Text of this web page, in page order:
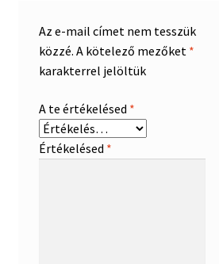
Az e-mail címet nem tesszük
közzé. A kötelező mezőket *
karakterrel jelöltük
A te értékelésed *
Értékelésed *